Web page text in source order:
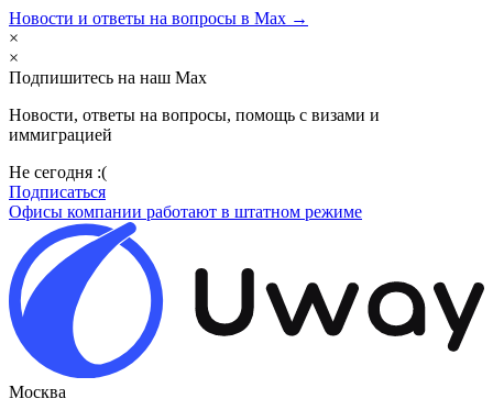
Новости и ответы на вопросы в Max →
×
×
Подпишитесь на наш Max
Новости, ответы на вопросы, помощь с визами и
иммиграцией
Не сегодня :(
Подписаться
Офисы компании работают в штатном режиме
Москва